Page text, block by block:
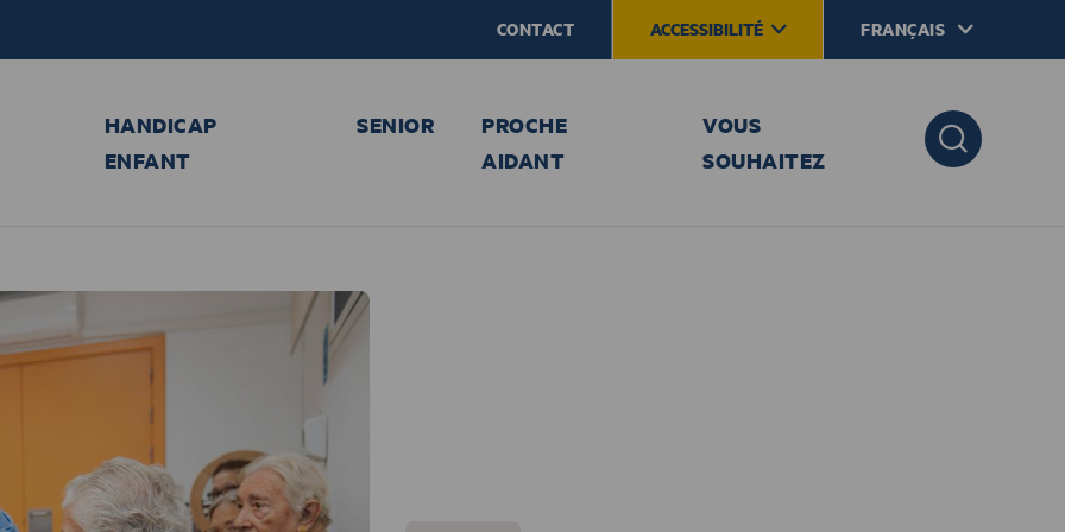
CONTACT ACCESSIBILITÉ FRANÇAIS
HANDICAP
ENFANT
SENIOR
PROCHE
AIDANT
VOUS
SOUHAITEZ